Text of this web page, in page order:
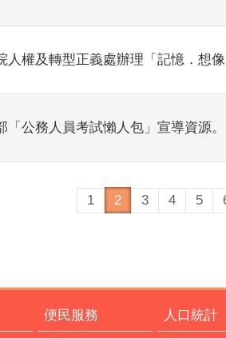
人權及轉型正義處辦理「記憶．想
「公務人員考試懶人包」宣導資源。
1 2 3 4 5
便民服務 人口統計